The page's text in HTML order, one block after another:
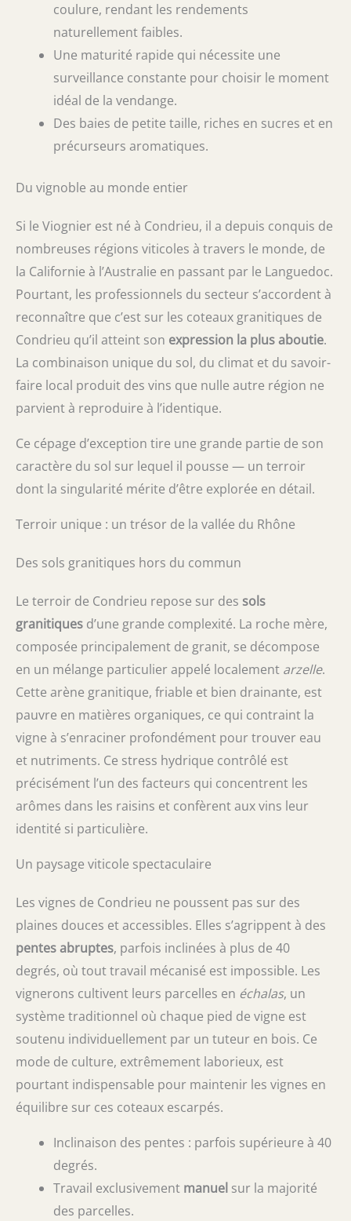
coulure, rendant les rendements
naturellement faibles.
Une maturité rapide qui nécessite une
surveillance constante pour choisir le moment
idéal de la vendange.
Des baies de petite taille, riches en sucres et en
précurseurs aromatiques.
Du vignoble au monde entier
Si le Viognier est né à Condrieu, il a depuis conquis de
nombreuses régions viticoles à travers le monde, de
la Californie à l’Australie en passant par le Languedoc.
Pourtant, les professionnels du secteur s’accordent à
reconnaître que c’est sur les coteaux granitiques de
Condrieu qu’il atteint son expression la plus aboutie.
La combinaison unique du sol, du climat et du savoir-
faire local produit des vins que nulle autre région ne
parvient à reproduire à l’identique.
Ce cépage d’exception tire une grande partie de son
caractère du sol sur lequel il pousse — un terroir
dont la singularité mérite d’être explorée en détail.
Terroir unique : un trésor de la vallée du Rhône
Des sols granitiques hors du commun
Le terroir de Condrieu repose sur des sols
granitiques d’une grande complexité. La roche mère,
composée principalement de granit, se décompose
en un mélange particulier appelé localement arzelle.
Cette arène granitique, friable et bien drainante, est
pauvre en matières organiques, ce qui contraint la
vigne à s’enraciner profondément pour trouver eau
et nutriments. Ce stress hydrique contrôlé est
précisément l’un des facteurs qui concentrent les
arômes dans les raisins et confèrent aux vins leur
identité si particulière.
Un paysage viticole spectaculaire
Les vignes de Condrieu ne poussent pas sur des
plaines douces et accessibles. Elles s’agrippent à des
pentes abruptes, parfois inclinées à plus de 40
degrés, où tout travail mécanisé est impossible. Les
vignerons cultivent leurs parcelles en échalas, un
système traditionnel où chaque pied de vigne est
soutenu individuellement par un tuteur en bois. Ce
mode de culture, extrêmement laborieux, est
pourtant indispensable pour maintenir les vignes en
équilibre sur ces coteaux escarpés.
Inclinaison des pentes : parfois supérieure à 40
degrés.
Travail exclusivement manuel sur la majorité
des parcelles.